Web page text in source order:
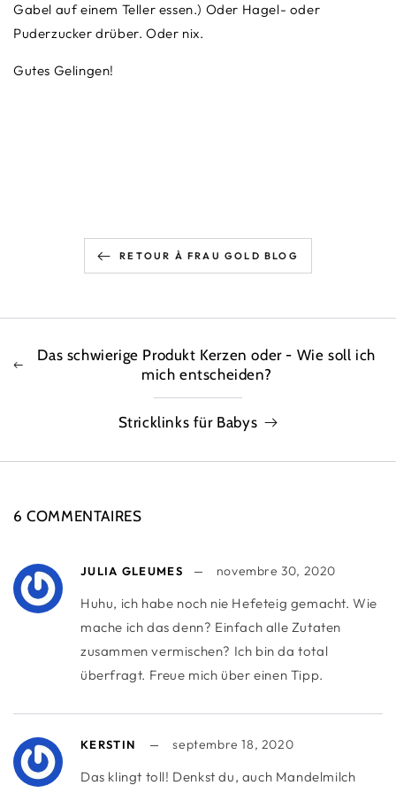
Gabel auf einem Teller essen.) Oder Hagel- oder
Puderzucker drüber. Oder nix.
Gutes Gelingen!
RETOUR À FRAU GOLD BLOG
Das schwierige Produkt Kerzen oder - Wie soll ich
mich entscheiden?
Stricklinks für Babys
6 COMMENTAIRES
JULIA GLEUMES novembre 30, 2020
Huhu, ich habe noch nie Hefeteig gemacht. Wie
mache ich das denn? Einfach alle Zutaten
zusammen vermischen? Ich bin da total
überfragt. Freue mich über einen Tipp.
KERSTIN septembre 18, 2020
Das klingt toll! Denkst du, auch Mandelmilch